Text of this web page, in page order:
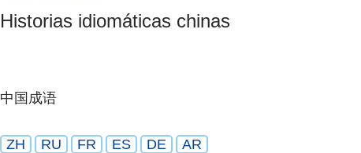
Historias idiomáticas chinas
中国成语
ZH RU FR ES DE AR